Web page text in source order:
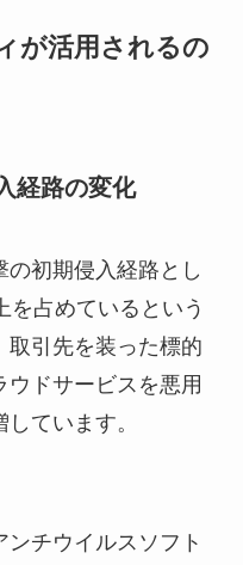
が活用されるの
経路の変化
の初期侵入経路とし
を占めているという
取引先を装った標的
ドサービスを悪用
ています。
チウイルスソフト